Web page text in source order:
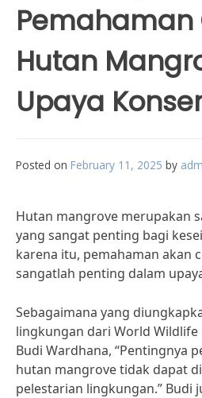
Hutan
Upaya
Posted on February 11, 2025 by
Hutan mangrove merupakan
yang sangat penting bagi
karena itu, pemahaman akan
sangatlah penting dalam
Sebagaimana yang
lingkungan dari World Wildlife
Budi Wardhana, “Pentingnya
hutan mangrove tidak dapat
pelestarian lingkungan.” Budi